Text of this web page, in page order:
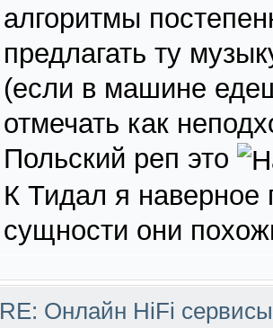
алгоритмы
предлагать ту
(если в машине
отмечать как
Польский реп это
К Тидал я наверное
сущности они
RE: Онлайн HiFi